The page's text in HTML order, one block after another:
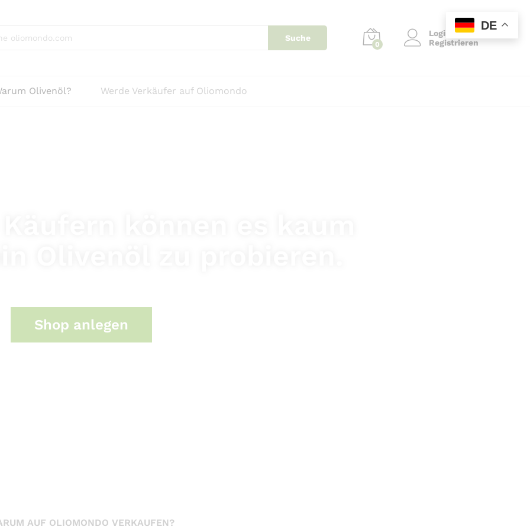
Suche
0
Login
Registrieren
Olivenöl? Werde Verkäufer auf Oliomondo
Shop anlegen
AUF OLIOMONDO VERKAUFEN?
DE